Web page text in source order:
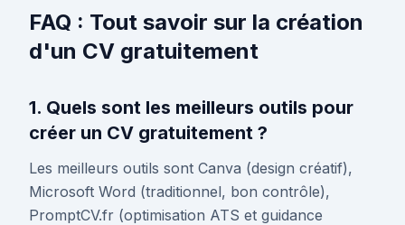
FAQ : Tout savoir sur la création
d'un CV gratuitement
1. Quels sont les meilleurs outils pour
créer un CV gratuitement ?
Les meilleurs outils sont Canva (design créatif),
Microsoft Word (traditionnel, bon contrôle),
PromptCV.fr (optimisation ATS et guidance